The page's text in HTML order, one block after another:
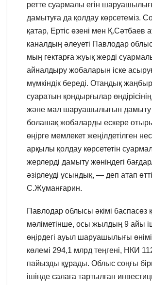
ретте суармалы егін
дамытуға да қолдау көрсетеміз.
қатар, Ертіс өзені мен Қ.Сәтбаев
каналдың әлеуеті Павлодар
мың гектарға жуық жерді
айналдыру жобаларын іске
мүмкіндік береді. Отандық
суаратын қондырғылар
және мал шаруашылығын дамыту
болашақ жобаларды ескере
өңірге мемлекет жеңілдетілген
арқылы қолдау көрсететін
жерлерді дамыту жөніндегі
әзірлеуді ұсындық, — деп атап өтті
С.Жұманғарин.
Павлодар облысы әкімі баспасөз
мәліметінше, осы жылдың 9 айы
өңірдегі ауыл шаруашылығы
көлемі 294,1 млрд теңгені, НКИ
пайызды құрады. Облыс соңғы
ішінде салаға тартылған